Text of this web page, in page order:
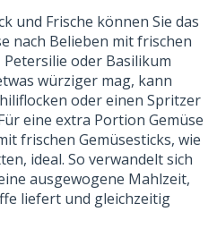
und Frische können Sie das
nach Belieben mit frischen
oder Basilikum
würziger mag, kann
oder einen Spritzer
eine extra Portion Gemüse
frischen Gemüsesticks, wie
ideal. So verwandelt sich
ausgewogene Mahlzeit,
liefert und gleichzeitig